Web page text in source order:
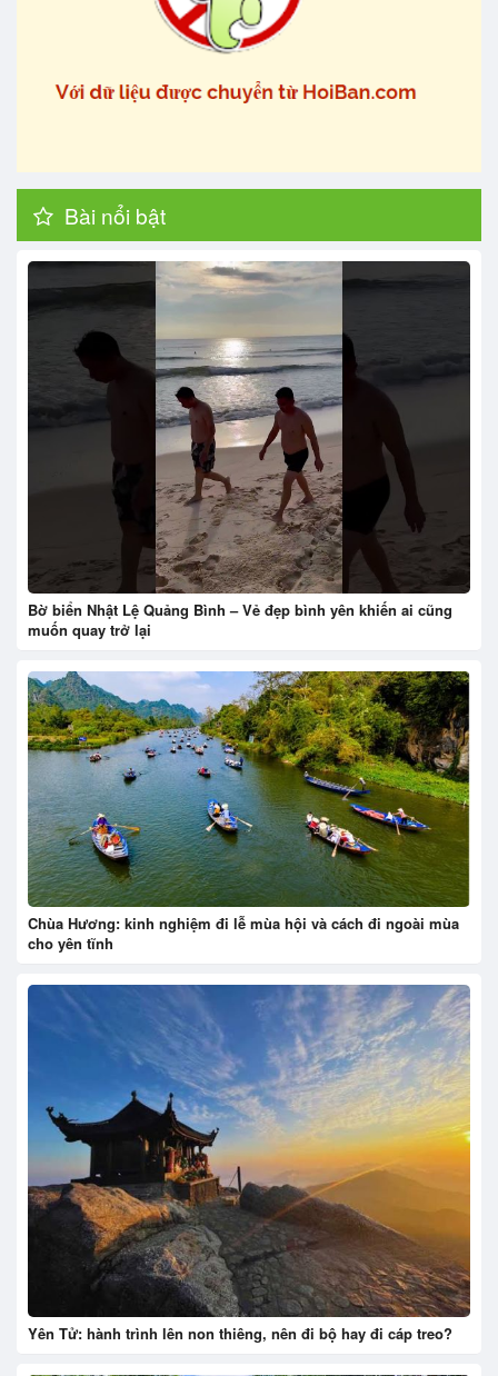
Bài nổi bật
Bờ biển Nhật Lệ Quảng Bình – Vẻ đẹp bình yên khiến ai cũng
muốn quay trở lại
Chùa Hương: kinh nghiệm đi lễ mùa hội và cách đi ngoài mùa
cho yên tĩnh
Yên Tử: hành trình lên non thiêng, nên đi bộ hay đi cáp treo?